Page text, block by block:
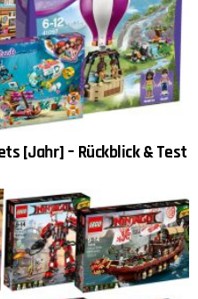
[Jahr] – Rückblick & Test